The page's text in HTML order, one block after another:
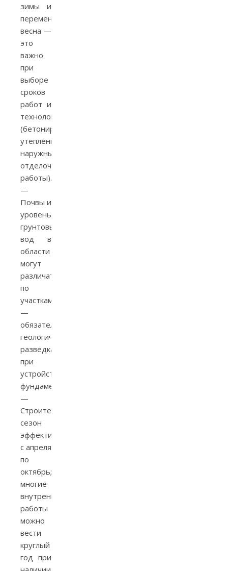
зимы и
переменчивая
весна —
это
важно
при
выборе
сроков
работ и
технологий
(бетонирование,
утепление,
наружные
отделочные
работы).
—
Почвы и
уровень
грунтовых
вод в
области
могут
различаться
по
участкам
—
обязательно
геологическая
разведка
при
устройстве
фундамента.
—
Строительный
сезон
эффективнее
с апреля
по
октябрь;
многие
внутренние
работы
можно
вести
круглый
год при